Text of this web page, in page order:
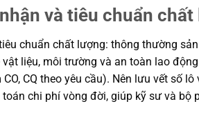
và tiêu chuẩn
chuẩn chất lượng: thông thường
vật liệu, môi trường và an toàn lao
CQ theo yêu cầu). Nên lưu vết số
chi phí vòng đời, giúp kỹ sư và